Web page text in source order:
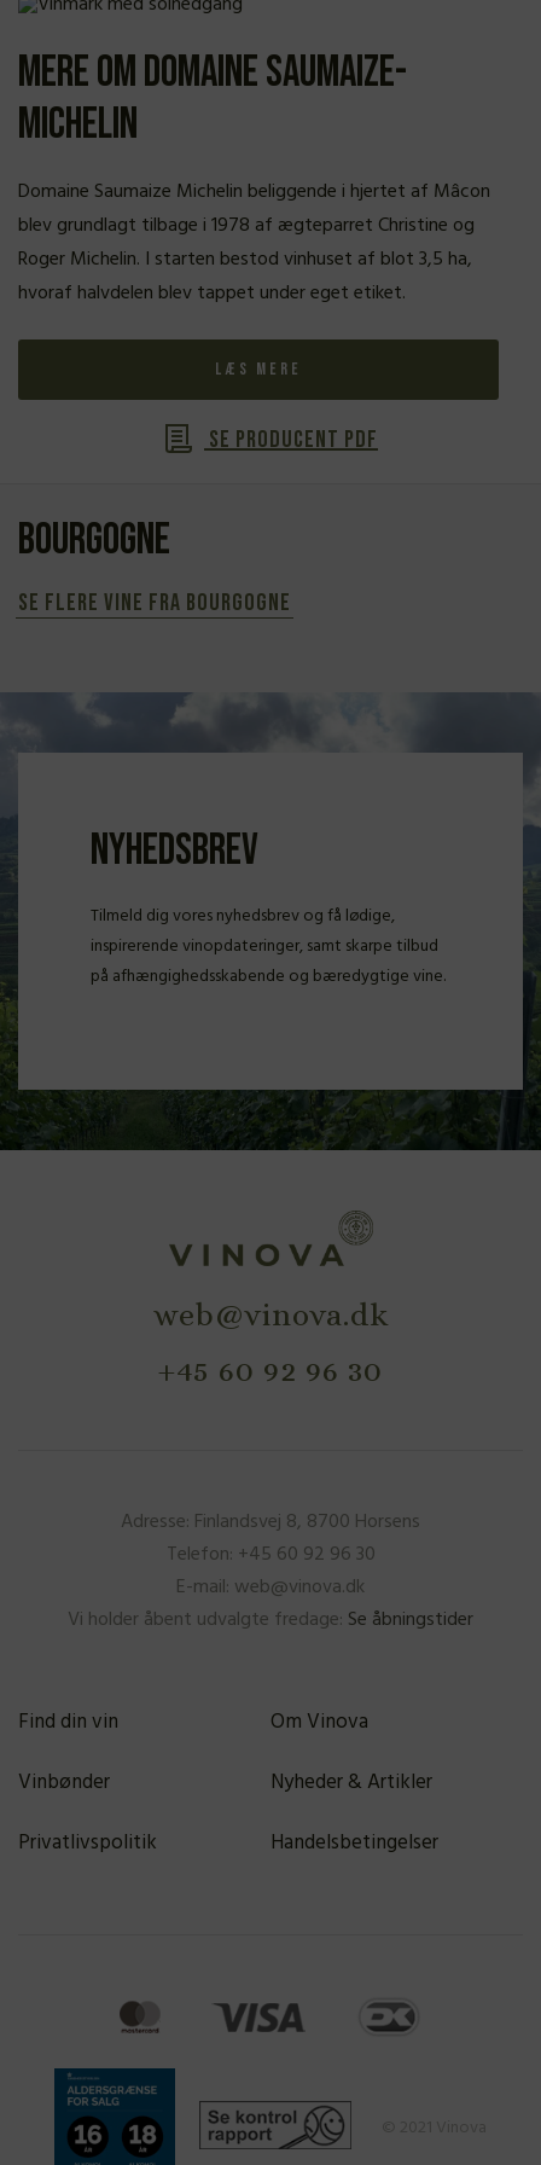
Mere om Domaine Saumaize-
Michelin
Domaine Saumaize Michelin beliggende i hjertet af Mâcon
blev grundlagt tilbage i 1978 af ægteparret Christine og
Roger Michelin. I starten bestod vinhuset af blot 3,5 ha,
hvoraf halvdelen blev tappet under eget etiket.
Læs mere
Se producent PDF
Bourgogne
Se flere vine fra Bourgogne
Nyhedsbrev
Tilmeld dig vores nyhedsbrev og få lødige,
inspirerende vinopdateringer, samt skarpe tilbud
på afhængighedsskabende og bæredygtige vine.
web@vinova.dk
+45 60 92 96 30
Adresse: Finlandsvej 8, 8700 Horsens
Telefon: +45 60 92 96 30
E-mail: web@vinova.dk
Vi holder åbent udvalgte fredage: Se åbningstider
Find din vin
Om Vinova
Vinbønder
Nyheder & Artikler
Privatlivspolitik
Handelsbetingelser